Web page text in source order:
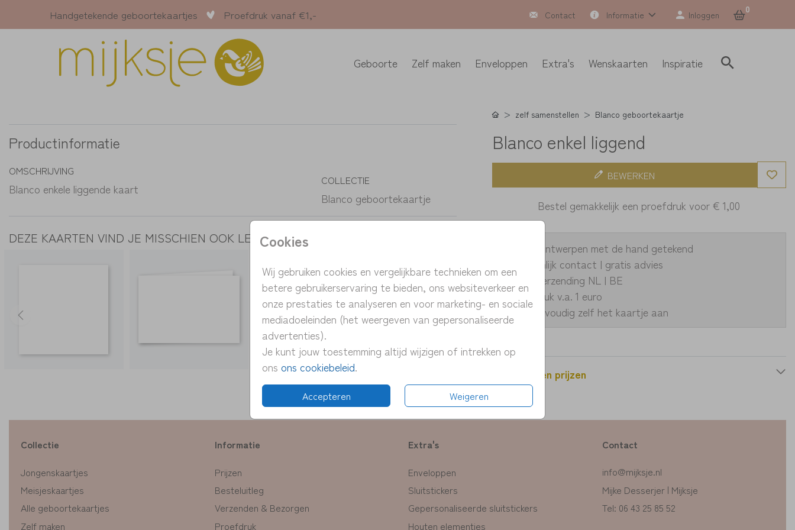
Handgetekende geboortekaartjes Proefdruk vanaf €1,- Contact Informatie Inloggen 0
Geboorte Zelf maken Enveloppen Extra's Wenskaarten Inspiratie
Cookies
Wij gebruiken cookies en vergelijkbare technieken om een
betere gebruikerservaring te bieden, ons websiteverkeer en
onze prestaties te analyseren en voor marketing- en sociale
mediadoeleinden (het weergeven van gepersonaliseerde
advertenties).
Je kunt jouw toestemming altijd wijzigen of intrekken op
ons ons cookiebeleid.
Accepteren Weigeren
Productinformatie
OMSCHRIJVING
Blanco enkele liggende kaart
COLLECTIE
Blanco geboortekaartje
DEZE KAARTEN VIND JE MISSCHIEN OOK LEUK
zelf samenstellen Blanco geboortekaartje
Blanco enkel liggend
BEWERKEN
Bestel gemakkelijk een proefdruk voor€ 1,00
> unieke ontwerpen met de hand getekend
> persoonlijk contact | gratis advies
> snelle verzending NL | BE
> proefdruk v.a. 1 euro
> pas eenvoudig zelf het kaartje aan
Formaten en prijzen
Collectie
Jongenskaartjes
Meisjeskaartjes
Alle geboortekaartjes
Zelf maken
Informatie
Prijzen
Besteluitleg
Verzenden & Bezorgen
Proefdruk
Extra's
Enveloppen
Sluitstickers
Gepersonaliseerde sluitstickers
Houten elementjes
Contact
info@mijksje.nl
Mijke Desserjer | Mijksje
Tel: 06 43 25 85 52